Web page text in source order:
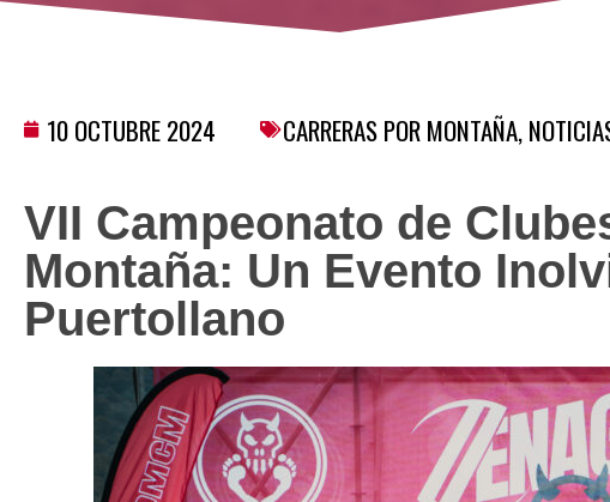
10 OCTUBRE 2024 CARRERAS POR MONTAÑA,
VII Campeonato de
Montaña: Un Evento
Puertollano